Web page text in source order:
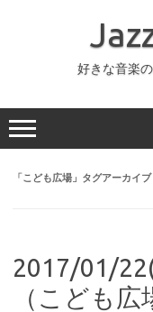
ッ
プ
好きな音楽
「こども広場 」タグアーカイブ
2017/01/
（こども